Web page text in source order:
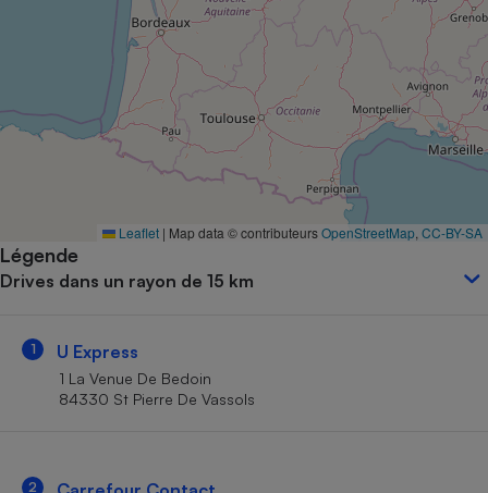
Leaflet | Map data © contributeursOpenStreetMap CC-BY-SA
Légende
Drives dans un rayon de 15 km
1 U Express
1 La Venue De Bedoin
84330 St Pierre De Vassols
2
Complément
alimentaire
bouteille
Assurance emprunteur
Petit électroménager -
Matelas
Mutuelle